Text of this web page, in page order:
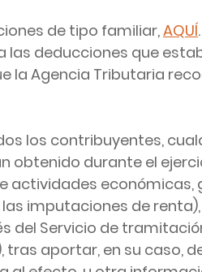
de tipo familiar, AQUÍ
las deducciones que
la Agencia Tributaria
los contribuyentes,
obtenido durante el
actividades económicas,
imputaciones de
del Servicio de
tras aportar, en su caso,